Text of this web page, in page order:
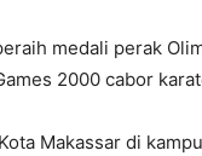
medali perak
2000 cabor
Makassar di